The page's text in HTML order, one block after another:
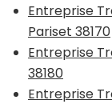
Entreprise
Pariset 38170
Entreprise
38180
Entreprise